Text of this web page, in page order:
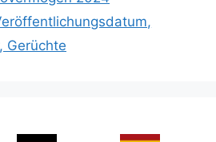
Gerüchte